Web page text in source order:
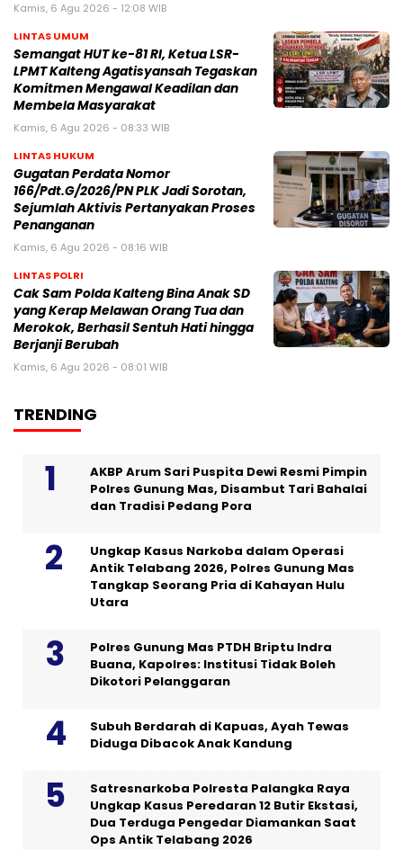
Kamis, 6 Agu 2026 - 12:08 WIB
LINTAS UMUM
Semangat HUT ke-81 RI, Ketua LSR-
LPMT Kalteng Agatisyansah Tegaskan
Komitmen Mengawal Keadilan dan
Membela Masyarakat
Kamis, 6 Agu 2026 - 08:33 WIB
LINTAS HUKUM
Gugatan Perdata Nomor
166/Pdt.G/2026/PN PLK Jadi Sorotan,
Sejumlah Aktivis Pertanyakan Proses
Penanganan
Kamis, 6 Agu 2026 - 08:16 WIB
LINTAS POLRI
Cak Sam Polda Kalteng Bina Anak SD
yang Kerap Melawan Orang Tua dan
Merokok, Berhasil Sentuh Hati hingga
Berjanji Berubah
Kamis, 6 Agu 2026 - 08:01 WIB
TRENDING
AKBP Arum Sari Puspita Dewi Resmi Pimpin
Polres Gunung Mas, Disambut Tari Bahalai
dan Tradisi Pedang Pora
Ungkap Kasus Narkoba dalam Operasi
Antik Telabang 2026, Polres Gunung Mas
Tangkap Seorang Pria di Kahayan Hulu
Utara
Polres Gunung Mas PTDH Briptu Indra
Buana, Kapolres: Institusi Tidak Boleh
Dikotori Pelanggaran
Subuh Berdarah di Kapuas, Ayah Tewas
Diduga Dibacok Anak Kandung
Satresnarkoba Polresta Palangka Raya
Ungkap Kasus Peredaran 12 Butir Ekstasi,
Dua Terduga Pengedar Diamankan Saat
Ops Antik Telabang 2026